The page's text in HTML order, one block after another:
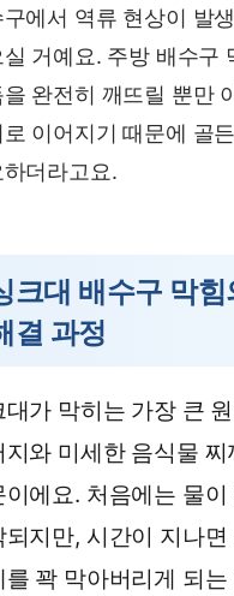
에서 역류 현상이 발
거예요. 주방 배수구
완전히 깨뜨릴 뿐만
이어지기 때문에 골
더라고요.
크대 배수구 막
결 과정
대가 막히는 가장 큰
지와 미세한 음식물
이에요. 처음에는 물
되지만, 시간이 지나
를 꽉 막아버리게 되